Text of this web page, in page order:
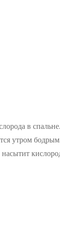
в
утром